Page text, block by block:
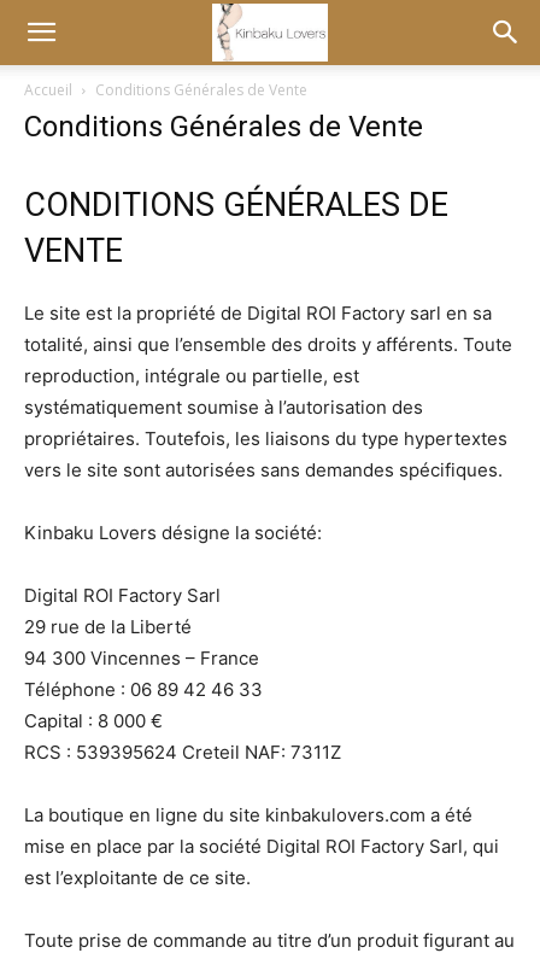
Accueil Conditions Générales de Vente
Conditions Générales de Vente
CONDITIONS GÉNÉRALES DE
VENTE
Le site est la propriété de Digital ROI Factory sarl en sa
totalité, ainsi que l’ensemble des droits y afférents. Toute
reproduction, intégrale ou partielle, est
systématiquement soumise à l’autorisation des
propriétaires. Toutefois, les liaisons du type hypertextes
vers le site sont autorisées sans demandes spécifiques.
Kinbaku Lovers désigne la société:
Digital ROI Factory Sarl
29 rue de la Liberté
94 300 Vincennes – France
Téléphone : 06 89 42 46 33
Capital : 8 000 €
RCS : 539395624 Creteil NAF: 7311Z
La boutique en ligne du site kinbakulovers.com a été
mise en place par la société Digital ROI Factory Sarl, qui
est l’exploitante de ce site.
Toute prise de commande au titre d’un produit figurant au